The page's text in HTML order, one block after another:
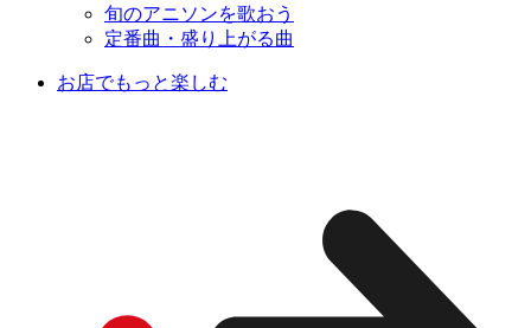
旬のアニソンを歌おう
定番曲・盛り上がる曲
お店でもっと楽しむ